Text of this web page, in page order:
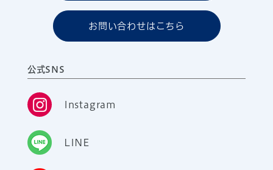
お問い合わせはこちら
公式SNS
Instagram
LINE